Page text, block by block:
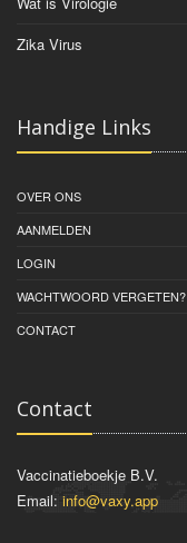
Zika Virus
Handige Links
OVER ONS
AANMELDEN
LOGIN
WACHTWOORD VERGETEN?
CONTACT
Contact
Vaccinatieboekje B.V.
Email: info@vaxy.app